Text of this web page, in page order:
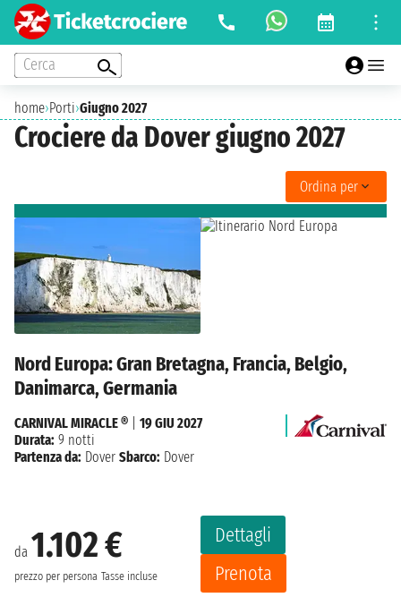
Cerca
home›Porti›Giugno 2027
Crociere da Dover giugno 2027
Ordina per
Nord Europa: Gran Bretagna, Francia, Belgio,
Danimarca, Germania
da 1.102 €
prezzo per persona Tasse incluse
Dettagli
Prenota
CARNIVAL MIRACLE ®
19 GIU 2027
Durata: 9 notti
Partenza da: Dover Sbarco: Dover